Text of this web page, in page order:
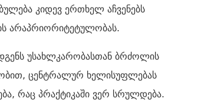
კიდევ ერთხელ აჩვენებს
არაპრიორიტეტულობას.
უსახლკარობასთან ბრძოლის
ცენტრალურ ხელისუფლებას
რაც პრაქტიკაში ვერ სრულდება.